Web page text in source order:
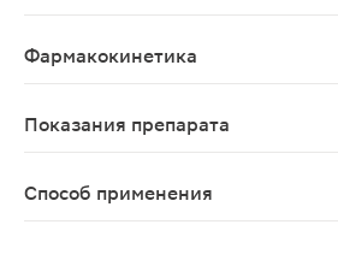
Фармакокинетика
Показания препарата
Способ применения